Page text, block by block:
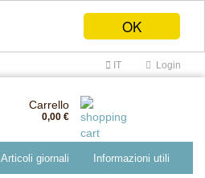
OK
IT Login
Carrello
0,00 €
Articoli giornali Informazioni utili